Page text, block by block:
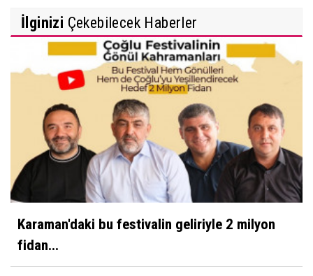
İlginizi Çekebilecek Haberler
Karaman'daki bu festivalin geliriyle 2 milyon
fidan...